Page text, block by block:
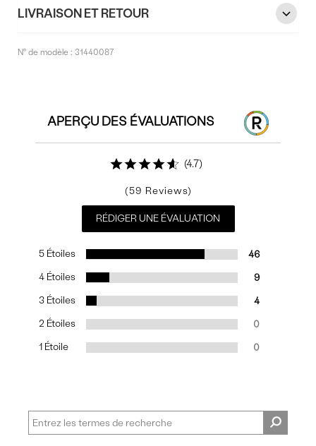
LIVRAISON ET RETOUR
N° de modèle :31440087
APERÇU DES ÉVALUATIONS
4.7
59
RÉDIGER UNE ÉVALUATION
5 Étoiles 46
4 Étoiles 9
3 Étoiles 4
2 Étoiles 0
1 Étoile 0